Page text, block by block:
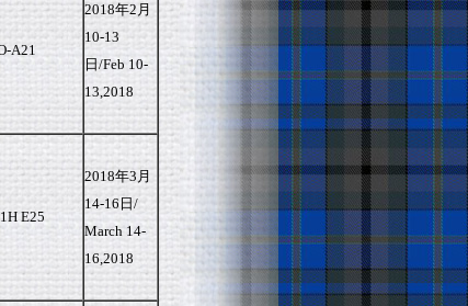
A21
2018年2月
10-13
日/Feb 10-
13,2018
E25
2018年3月
14-16日/
March 14-
16,2018